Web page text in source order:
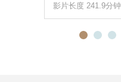
影片长度 241.9分钟